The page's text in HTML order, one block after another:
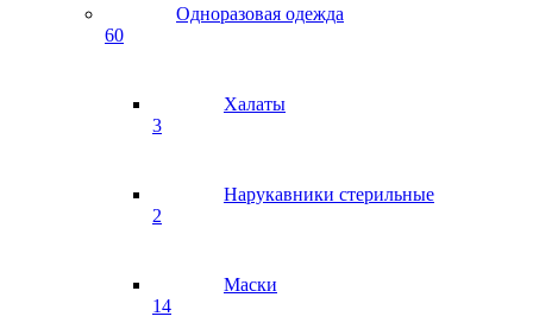
Одноразовая одежда
60
Халаты
3
Нарукавники стерильные
2
Маски
14